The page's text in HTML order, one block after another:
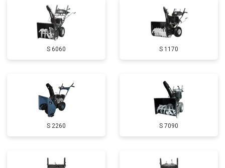
Замена глушителя Заказать
Замена маховика от 3050 ₽ Заказать
Натяжка тросов Заказать
Ремонт электропроводки от 3150 ₽ Заказать
Полное ТО от 4900 ₽
S 6060 S 1170
S 2260 S 7090